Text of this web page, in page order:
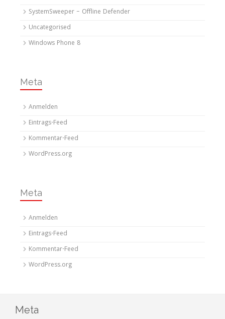
SystemSweeper – Offline Defender
Uncategorised
Windows Phone 8
Meta
Anmelden
Eintrags-Feed
Kommentar-Feed
WordPress.org
Meta
Anmelden
Eintrags-Feed
Kommentar-Feed
WordPress.org
Meta